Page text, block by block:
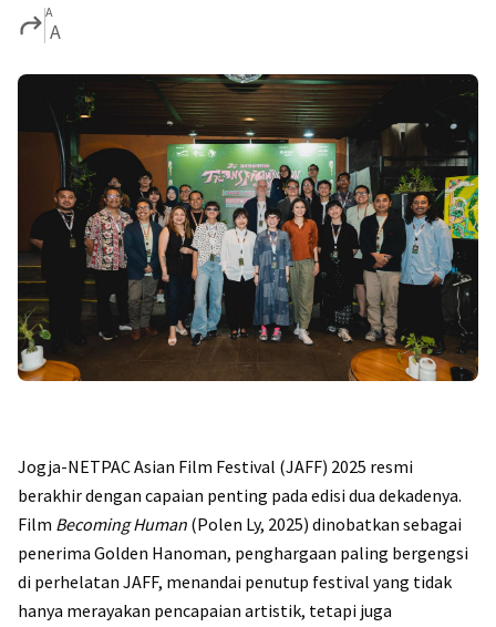
A
A
Jogja-NETPAC Asian Film Festival (JAFF) 2025 resmi
berakhir dengan capaian penting pada edisi dua dekadenya.
Film Becoming Human (Polen Ly, 2025) dinobatkan sebagai
penerima Golden Hanoman, penghargaan paling bergengsi
di perhelatan JAFF, menandai penutup festival yang tidak
hanya merayakan pencapaian artistik, tetapi juga